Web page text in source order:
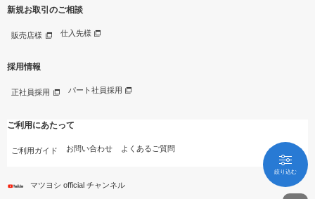
絞り込む
新規お取引のご相談
販売店様 仕入先様
採用情報
正社員採用 パート社員採用
ご利用にあたって
ご利用ガイド お問い合わせ よくあるご質問
マツヨシ official チャンネル